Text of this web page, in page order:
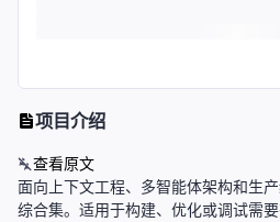
项目介绍
查看原文
面向上下文工程、多智能体架构和生
综合集。适用于构建、优化或调试需